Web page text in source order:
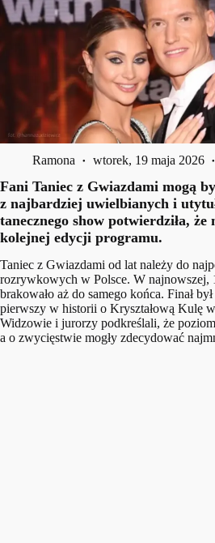
Ramona wtorek, 19 maja 2026
Fani Taniec z Gwiazdami mogą
z najbardziej uwielbianych i
tanecznego show potwierdziła,
kolejnej edycji programu.
Taniec z Gwiazdami od lat należy do
rozrywkowych w Polsce. W najnowszej,
brakowało aż do samego końca. Finał
pierwszy w historii o Kryształową Kulę
Widzowie i jurorzy podkreślali, że
a o zwycięstwie mogły zdecydować